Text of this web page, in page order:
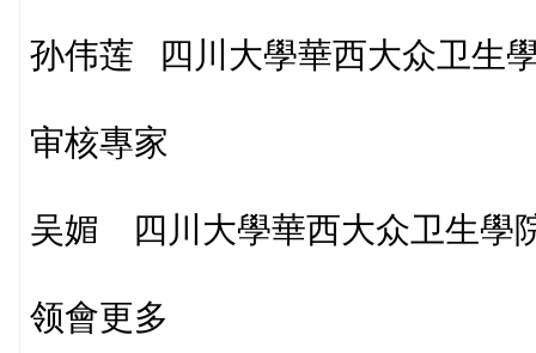
孙伟莲 四川大學華西大众卫生
审核專家
吴媚 四川大學華西大众卫生學
领會更多